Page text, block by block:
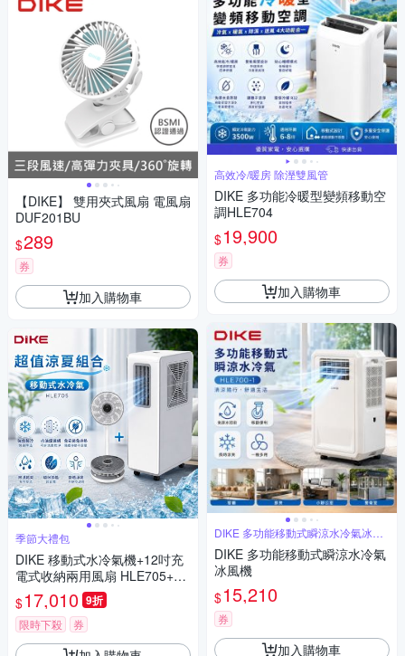
【DIKE】 雙用夾式風扇 電風扇
DUF201BU
$289
券
加入購物車
季節大禮包
DIKE 移動式水冷氣機+12吋充
電式收納兩用風扇 HLE705+HL
E170(優惠組合)
$17,010 9折
限時下殺 券
高效冷/暖房 除溼雙風管
DIKE 多功能冷暖型變頻移動空
調HLE704
$19,900
券
加入購物車
DIKE 多功能移動式瞬涼水冷氣冰風
DIKE 多功能移動式瞬涼水冷氣
冰風機
$15,210
券
加入購物車